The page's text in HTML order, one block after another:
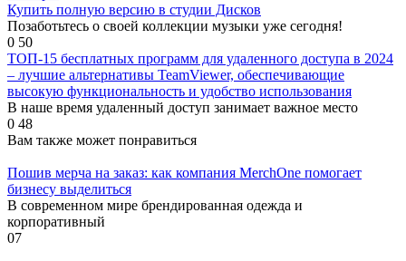
Купить полную версию в студии Дисков
Позаботьтесь о своей коллекции музыки уже сегодня!
0 50
ТОП-15 бесплатных программ для удаленного доступа в 2024
– лучшие альтернативы TeamViewer, обеспечивающие
высокую функциональность и удобство использования
В наше время удаленный доступ занимает важное место
0 48
Вам также может понравиться
Пошив мерча на заказ: как компания MerchOne помогает
бизнесу выделиться
В современном мире брендированная одежда и
корпоративный
07